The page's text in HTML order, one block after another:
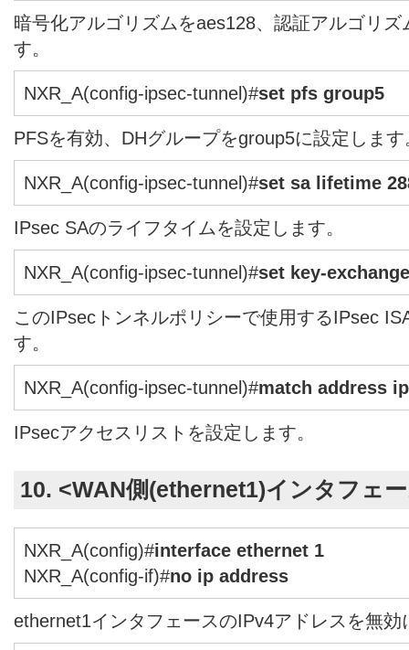
暗号化アルゴリズムをaes128、認証アルゴリ
す。
NXR_A(config-ipsec-tunnel)#set pfs group5
PFSを有効、DHグループをgroup5に設定します
NXR_A(config-ipsec-tunnel)#set sa lifetime
IPsec SAのライフタイムを設定します。
NXR_A(config-ipsec-tunnel)#set key-
このIPsecトンネルポリシーで使用するIPsec
す。
NXR_A(config-ipsec-tunnel)#match address
IPsecアクセスリストを設定します。
10. <WAN側(ethernet1)インタフェ
NXR_A(config)#interface ethernet 1
NXR_A(config-if)#no ip address
ethernet1インタフェースのIPv4アドレスを無効